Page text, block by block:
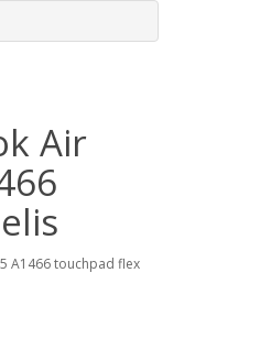
Air
A1466 touchpad flex